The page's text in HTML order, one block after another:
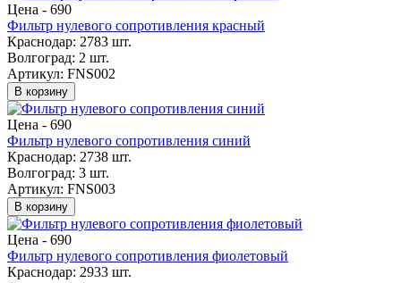
Цена - 690
Фильтр нулевого сопротивления красный
Краснодар: 2783 шт.
Волгоград: 2 шт.
Артикул: FNS002
В корзину
Цена - 690
Фильтр нулевого сопротивления синий
Краснодар: 2738 шт.
Волгоград: 3 шт.
Артикул: FNS003
В корзину
Цена - 690
Фильтр нулевого сопротивления фиолетовый
Краснодар: 2933 шт.